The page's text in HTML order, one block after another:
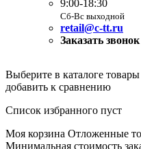
9:00-18:30
Сб-Вс выходной
retail@c-tt.ru
Заказать звонок
Выберите в каталоге
добавить к сравнению
Список избранного пуст
Моя корзина Отложенные
Минимальная стоимость